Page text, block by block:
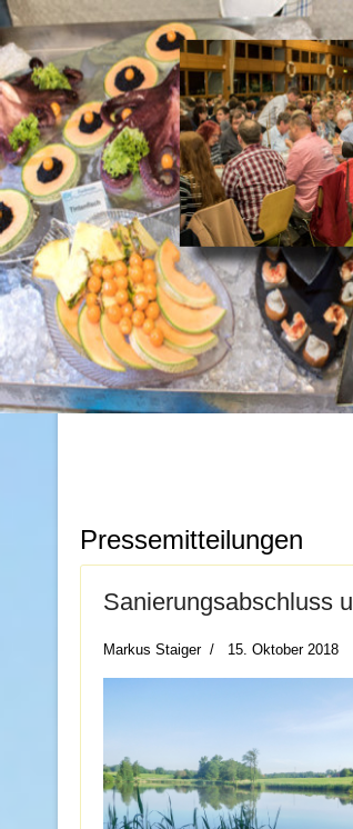
Fischessen 2026
Das beliebte und bekannte Fischessen des
Honhardt e.V. findet dieses Jahr am Samstag,
Sandberghalle in Honhardt statt.
Das Fischessen ist bereits ausverlauft!
Sie können sich mit Hilfe des "Benachrichtigen
Bestellformular in eine Warteliste eintragen,
verfügbar werden, erhalten Sie eine
Wir wünschen allen Gästen einen schönen und
Abend!
Hier klicken für mehr Info!
Pressemitteilungen
Sanierungsabschluss
Markus Staiger 15. Oktober 2018